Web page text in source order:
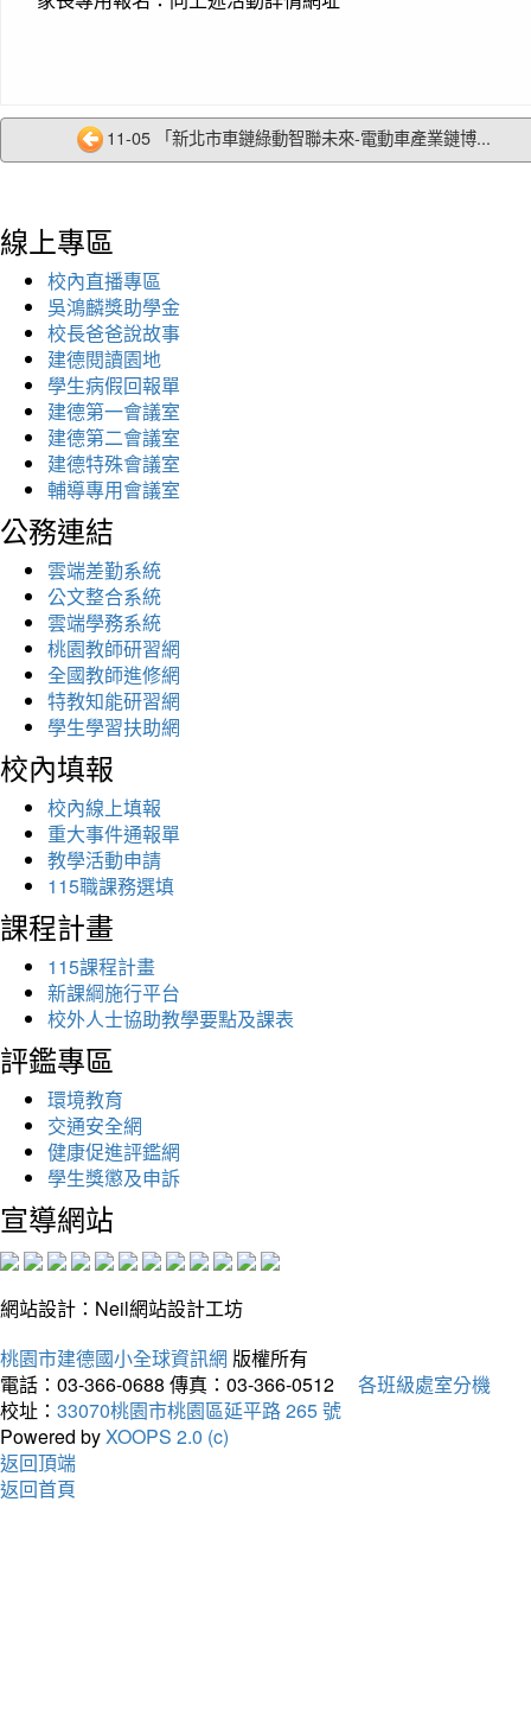
11-05 「新北市車鏈綠動智聯未來-電動車產業鏈博...
線上專區
校內直播專區
吳鴻麟獎助學金
校長爸爸說故事
建德閱讀園地
學生病假回報單
建德第一會議室
建德第二會議室
建德特殊會議室
輔導專用會議室
公務連結
雲端差勤系統
公文整合系統
雲端學務系統
桃園教師研習網
全國教師進修網
特教知能研習網
學生學習扶助網
校內填報
校內線上填報
重大事件通報單
教學活動申請
115職課務選填
課程計畫
115課程計畫
新課綱施行平台
校外人士協助教學要點及課表
評鑑專區
環境教育
交通安全網
健康促進評鑑網
學生獎懲及申訴
宣導網站
網站設計：Neil網站設計工坊
桃園市建德國小全球資訊網 版權所有
電話：03-366-0688 傳真：03-366-0512
各班級處室分機
校址： 33070桃園市桃園區延平路 265 號
Powered byXOOPS 2.0 (c)
返回頂端
返回首頁